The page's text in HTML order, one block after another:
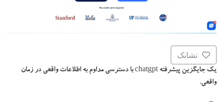
نشانک
یک جایگزین پیشرفته chatgpt با دسترسی مداوم به اطلاعات واقعی در زمان
واقعی.